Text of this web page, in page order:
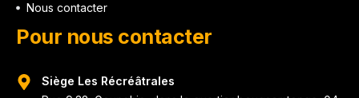
Nous contacter
Pour nous contacter
Siège Les Récréâtrales